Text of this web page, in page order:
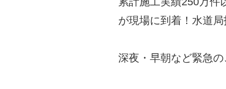
が現場に到着！水道
深夜・早朝など緊急